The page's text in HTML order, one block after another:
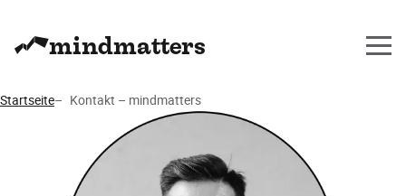
mindmatters
Startseite Kontakt – mindmatters